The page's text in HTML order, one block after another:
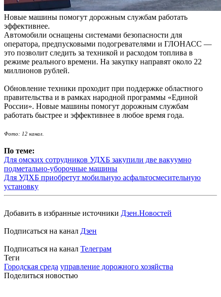
Новые машины помогут дорожным службам работать
эффективнее.
Автомобили оснащены системами безопасности для
оператора, предпусковыми подогревателями и ГЛОНАСС —
это позволит следить за техникой и расходом топлива в
режиме реального времени. На закупку направят около 22
миллионов рублей.
Обновление техники проходит при поддержке областного
правительства и в рамках народной программы «Единой
России». Новые машины помогут дорожным службам
работать быстрее и эффективнее в любое время года.
Фото: 12 канал.
По теме:
Для омских сотрудников УДХБ закупили две вакуумно
подметально-уборочные машины
Для УДХБ приобретут мобильную асфальтосмесительную
установку
Добавить в избранные источники Дзен.Новостей
Подписаться на канал Дзен
Подписаться на канал Телеграм
Теги
Городская среда управление дорожного хозяйства
Поделиться новостью